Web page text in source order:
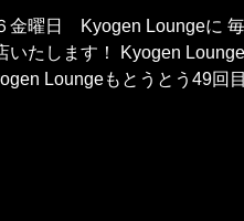
金曜日 Kyogen Loungeに 毎
いたします！ Kyogen